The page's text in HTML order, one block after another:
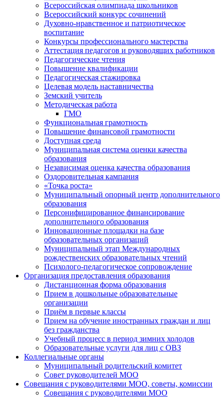
Всероссийская олимпиада школьников
Всероссийский конкурс сочинений
Духовно-нравственное и патриотическое
воспитание
Конкурсы профессионального мастерства
Аттестация педагогов и руководящих работников
Педагогические чтения
Повышение квалификации
Педагогическая стажировка
Целевая модель наставничества
Земский учитель
Методическая работа
ГМО
Функциональная грамотность
Повышение финансовой грамотности
Доступная среда
Муниципальная система оценки качества
образования
Независимая оценка качества образования
Оздоровительная кампания
«Точка роста»
Муниципальный опорный центр дополнительного
образования
Персонифицированное финансирование
дополнительного образования
Инновационные площадки на базе
образовательных организаций
Муниципальный этап Международных
рождественских образовательных чтений
Психолого-педагогическое сопровождение
Организация предоставления образования
Дистанционная форма образования
Прием в дошкольные образовательные
организации
Приём в первые классы
Прием на обучение иностранных граждан и лиц
без гражданства
Учебный процесс в период зимних холодов
Образовательные услуги для лиц с ОВЗ
Коллегиальные органы
Муниципальный родительский комитет
Совет руководителей МОО
Совещания с руководителями МОО, советы, комиссии
Совещания с руководителями МОО